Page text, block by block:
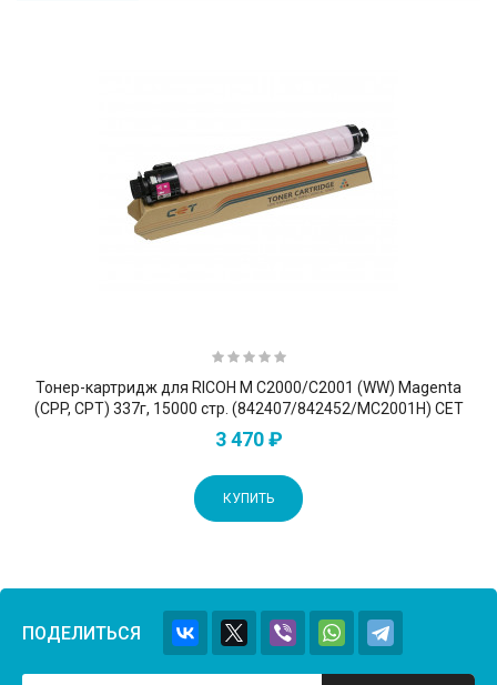
Тонер-картридж для RICOH M C2000/C2001 (WW) Magenta
(CPP, CPT) 337г, 15000 стр. (842407/842452/MC2001H) CET
3 470 ₽
КУПИТЬ
ПОДЕЛИТЬСЯ